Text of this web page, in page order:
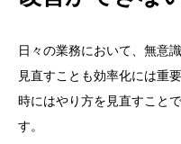
日々の業務において、無意
見直すことも効率化には重
時にはやり方を見直すこと
す。